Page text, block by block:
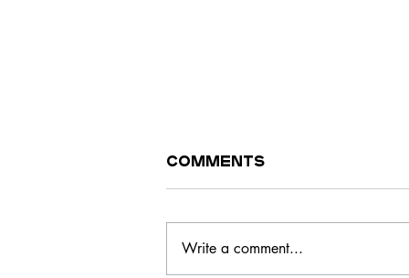
Comments
Write a comment...